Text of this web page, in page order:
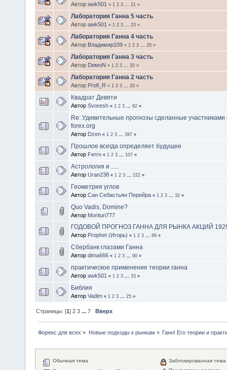
Автор awk501 « 1 2 3 21 »
Лаборатория Ганна 5 часть
Автор awk501 « 1 2 3 23 »
Лаборатория Ганна 4 часть
Автор Владимир109 « 1 2 3 20 »
Лаборатория Ганна 3 часть
Автор DимоN « 1 2 3 20 »
Лаборатория Ганна 2 часть
Автор Profi_R « 1 2 3 20 »
Квадрат Девяти
Автор Svoresh « 1 2 3 82 »
Re: Удивительные прогнозы сделанные
forex.org
Автор Dzen « 1 2 3 397 »
Прошлое всегда определяет будущее
Автор Ferro « 1 2 3 107 »
Астрология и .....
Автор Uran238 « 1 2 3 222 »
Геометрия углов
Автор Сан Себастьян Перейра « 1 2 3 32 »
Quo Vadis, Domine?
Автор Morituri777
ГОДОВОЙ ПРОГНОЗ ГАННА ДЛЯ РЫНКА АКЦИЙ
Автор Prophet (Игорь) « 1 2 3 89 »
Сбербанк глазами Ганна
Автор dima666 « 1 2 3 90 »
практическое применение теории ганна
Автор awk501 « 1 2 3 33 »
Библия
Автор Vadim « 1 2 3 25 »
Страницы: [1]2 3 ...7 Вверх
Форекс для всех » Новые подходы к рынкам » Ганн! Его теории и
Обычная тема
Заблокированная тема